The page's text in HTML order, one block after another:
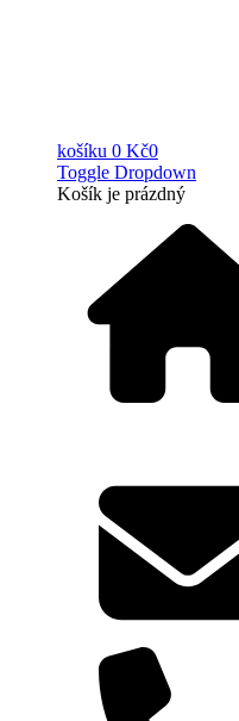
košíku 0 Kč0
Toggle Dropdown
Košík je prázdný